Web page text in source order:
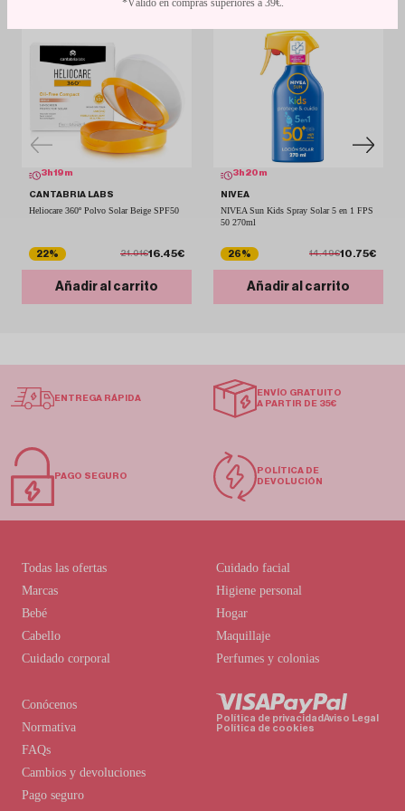
3 h19 m
CANTABRIA LABS
Heliocare 360º Polvo Solar Beige SPF50
22% 21.01€16.45€
Añadir al carrito
3 h 20 m
NIVEA
NIVEA Sun Kids Spray Solar 5 en 1 FPS
50 270ml
26% 14.49€10.75€
Añadir al carrito
ENTREGA RÁPIDA
ENVÍO GRATUITO
A PARTIR DE 35€
PAGO SEGURO
POLÍTICA DE
DEVOLUCIÓN
Conócenos
Normativa
FAQs
Cambios y devoluciones
Pago seguro
Todas las ofertas
Marcas
Bebé
Cabello
Cuidado corporal
Cuidado facial
Higiene personal
Hogar
Maquillaje
Perfumes y colonias
Política de privacidadAviso Legal
Política de cookies
*Válido en compras superiores a 39€.